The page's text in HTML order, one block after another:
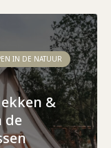
IN DE NATUUR
&
de